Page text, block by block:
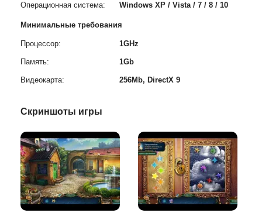
Операционная система: Windows XP / Vista / 7 / 8 / 10
Минимальные требования
Процессор: 1GHz
Память: 1Gb
Видеокарта: 256Mb, DirectX 9
Скриншоты игры